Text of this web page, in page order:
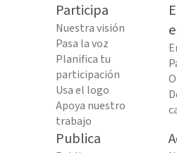
Participa
Nuestra visión
Pasa la voz
Planifica tu
participación
Usa el logo
Apoya nuestro
trabajo
Publica